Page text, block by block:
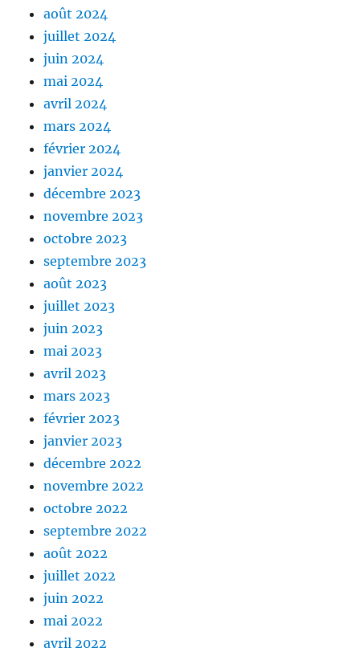
août 2024
juillet 2024
juin 2024
mai 2024
avril 2024
mars 2024
février 2024
janvier 2024
décembre 2023
novembre 2023
octobre 2023
septembre 2023
août 2023
juillet 2023
juin 2023
mai 2023
avril 2023
mars 2023
février 2023
janvier 2023
décembre 2022
novembre 2022
octobre 2022
septembre 2022
août 2022
juillet 2022
juin 2022
mai 2022
avril 2022